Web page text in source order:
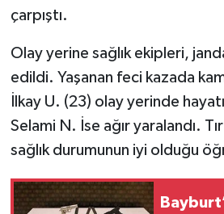
çarpıştı.
Olay yerine sağlık ekipleri,
edildi. Yaşanan feci kazada
İlkay U. (23) olay yerinde
Selami N. İse ağır yaralandı.
sağlık durumunun iyi olduğu